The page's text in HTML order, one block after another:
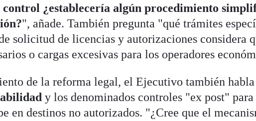
control ¿establecería algún procedimiento
", añade. También pregunta "qué trámites
solicitud de licencias y autorizaciones considera
o cargas excesivas para los operadores
de la reforma legal, el Ejecutivo también
y los denominados controles "ex post"
en destinos no autorizados. "¿Cree que el